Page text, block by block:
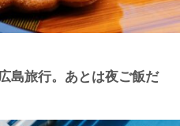
島旅行。あとは夜ご飯だ